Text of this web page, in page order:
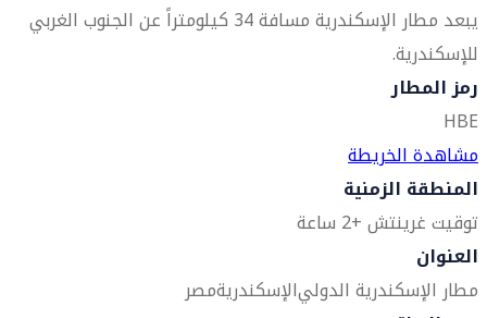
يبعد مطار الإسكندرية مسافة 34 كيلومتراً عن الجنوب الغربي
للإسكندرية.
رمز المطار
HBE
مشاهدة الخريطة
المنطقة الزمنية
توقيت غرينتش +2 ساعة
العنوان
مطار الإسكندرية الدوليالإسكندريةمصر